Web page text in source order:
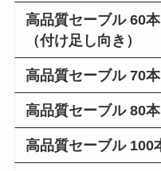
高品質セーブル 60本
（付け足し向き）
高品質セーブル 70本
高品質セーブル 80本
高品質セーブル 100